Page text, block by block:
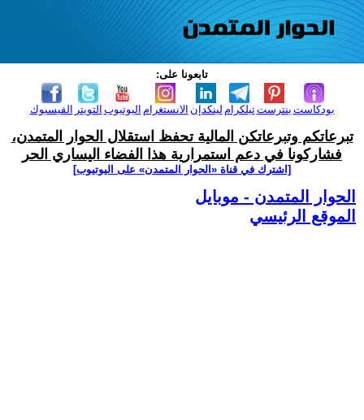
تابعونا على:
الفيسبوك التويتر اليوتيوب الانستغرام لينكدإن تيلكرامبنترست بودكاست
تبرعاتكم وتبرعاتكن المالية تحفظ استقلال الحوار المتمدن،
فشاركونا في دعم استمرارية هذا الفضاء اليساري الحر
[اشترك في قناة ‫«الحوار المتمدن» على اليوتيوب]
الحوار المتمدن - موبايل
الموقع الرئيسي